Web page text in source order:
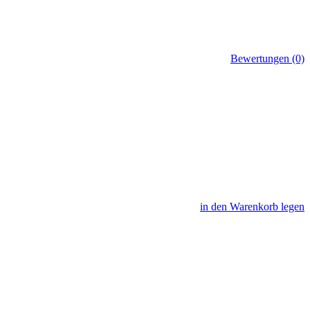
Bewertungen (0)
in den Warenkorb legen